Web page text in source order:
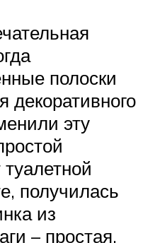
полоски
декоративного
эту
туалетной
получилась
из
– простая,